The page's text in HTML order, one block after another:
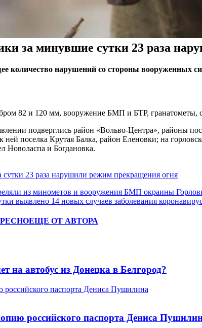
за минувшие сутки 23 раза
количество нарушений со стороны вооруженных
82 и 120 мм, вооружение БМП и БТР, гранатометы,
подверглись район «Вольво-Центра», районы
ней поселка Крутая Балка, район Еленовки; на
Новоласпа и Богдановка.
сутки 23 раза нарушили режим прекращения огня
из минометов и вооружения БМП окраины
выявлено 14 новых случаев заболевания
ЕЩЕ ОТ АВТОРА
на автобус из Донецка в Белгород?
российского паспорта Дениса